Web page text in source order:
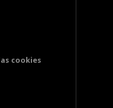
cookies